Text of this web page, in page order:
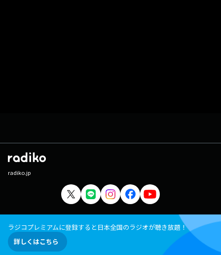
radiko.jp
ラジコプレミアムに登録すると日本全国のラジオが聴き放題！
詳しくはこちら